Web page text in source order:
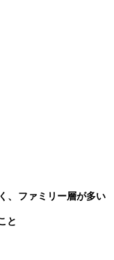
、ファミリー層が多い
と